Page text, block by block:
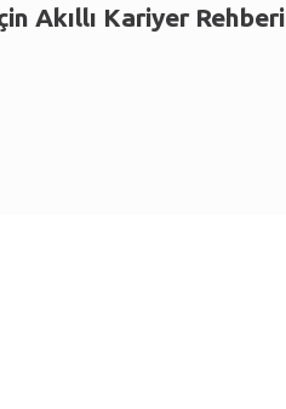
Akıllı Kariyer Rehberi